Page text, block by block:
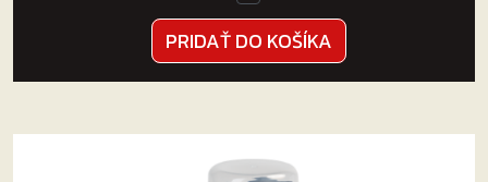
PRIDAŤ DO KOŠÍKA